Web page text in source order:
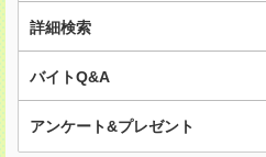
詳細検索
バイトQ&A
アンケート&プレゼント